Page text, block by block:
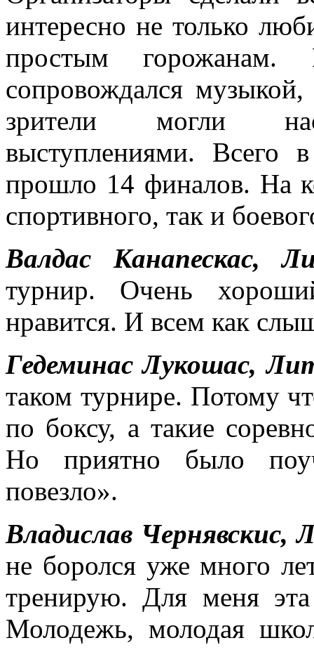
интересно не только
простым горожанам.
сопровождался
зрители могли
выступлениями. Всего
прошло 14 финалов. На
спортивного, так и
Валдас Канапескас,
турнир. Очень
нравится. И всем как
Гедеминас Лукошас,
таком турнире. Потому
по боксу, а такие
Но приятно было
повезло».
Владислав Чернявскис,
не боролся уже много
тренирую. Для меня
Молодежь, молодая